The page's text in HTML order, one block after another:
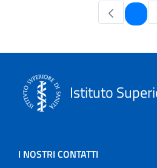
Istituto
I NOSTRI CONTATTI